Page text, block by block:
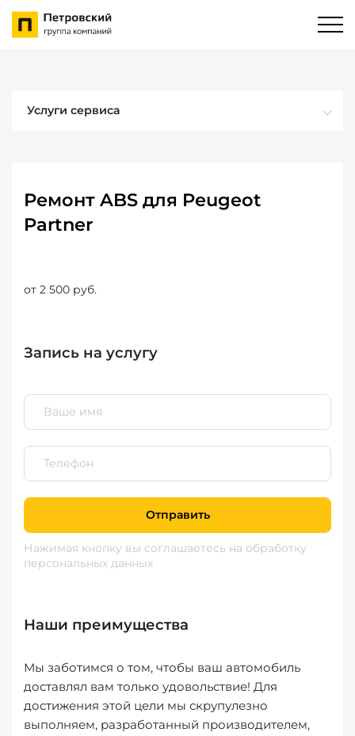
Услуги сервиса
Ремонт ABS для Peugeot
Partner
от 2 500 руб.
Запись на услугу
Отправить
Нажимая кнопку вы соглашаетесь на обработку
персональных данных
Наши преимущества
Мы заботимся о том, чтобы ваш автомобиль
доставлял вам только удовольствие! Для
достижения этой цели мы скрупулезно
выполняем, разработанный производителем,